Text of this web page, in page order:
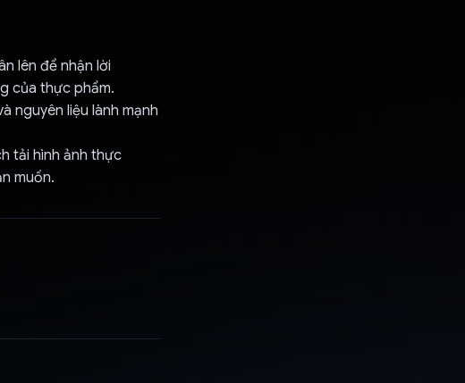
lên để nhận lời
của thực phẩm.
nguyên liệu lành mạnh
tải hình ảnh thực
muốn.